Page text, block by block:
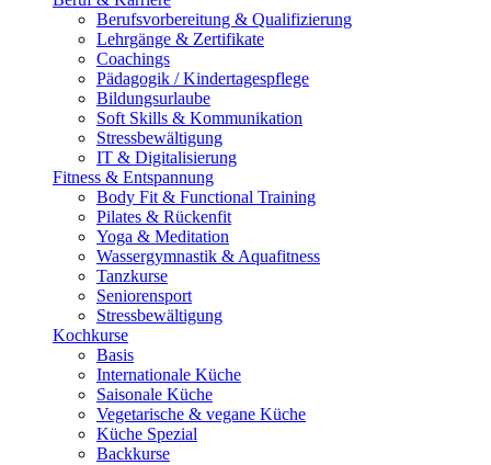
Berufsvorbereitung & Qualifizierung
Lehrgänge & Zertifikate
Coachings
Pädagogik / Kindertagespflege
Bildungsurlaube
Soft Skills & Kommunikation
Stressbewältigung
IT & Digitalisierung
Fitness & Entspannung
Body Fit & Functional Training
Pilates & Rückenfit
Yoga & Meditation
Wassergymnastik & Aquafitness
Tanzkurse
Seniorensport
Stressbewältigung
Kochkurse
Basis
Internationale Küche
Saisonale Küche
Vegetarische & vegane Küche
Küche Spezial
Backkurse